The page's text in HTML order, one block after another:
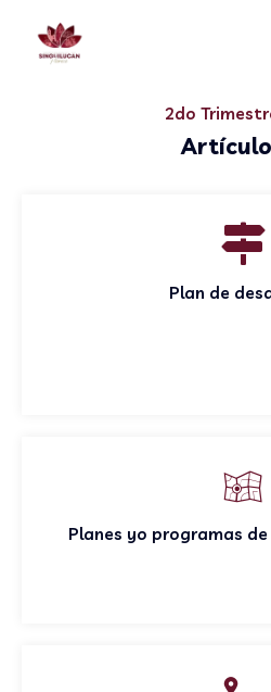
2do
Plan de
Planes yo programas